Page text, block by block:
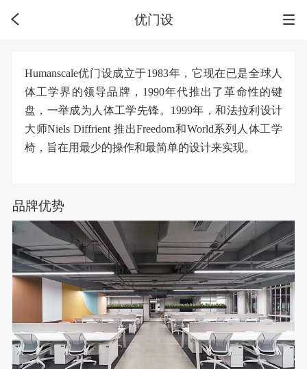
优门设
Humanscale优门设成立于1983年，它现在已是全球人
体工学界的领导品牌，1990年代推出了革命性的键
盘，一举成为人体工学先锋。1999年，和法拉利设计
大师Niels Diffrient 推出Freedom和World系列人体工学
椅，旨在用最少的操作和最简单的设计来实现。
品牌优势